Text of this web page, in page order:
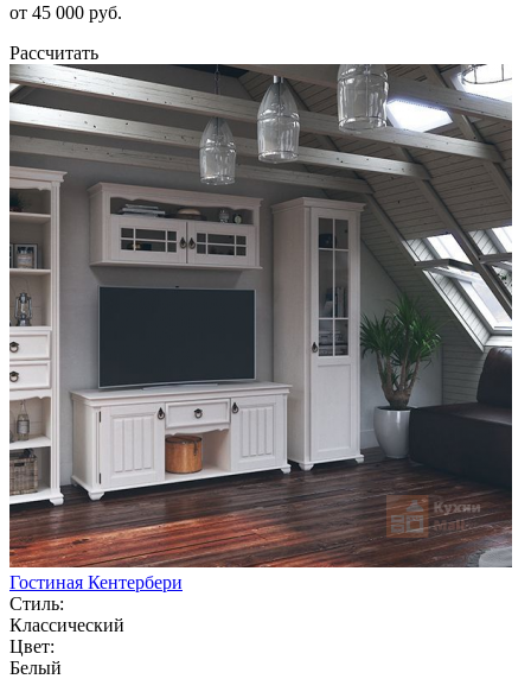
от 45 000 руб.
Рассчитать
Гостиная Кентербери
Стиль:
Классический
Цвет:
Белый